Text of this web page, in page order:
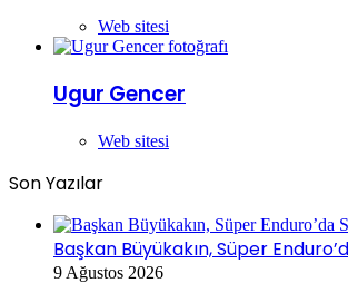
Web sitesi
Ugur Gencer
Web sitesi
Son Yazılar
Başkan Büyükakın, Süper
9 Ağustos 2026